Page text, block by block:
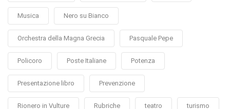
Musica Nero su Bianco
Orchestra della Magna Grecia Pasquale Pepe
Policoro Poste Italiane Potenza
Presentazione libro Prevenzione
Rionero in Vulture Rubriche teatro turismo